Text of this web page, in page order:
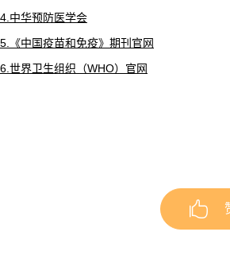
4.中华预防医学会
5.《中国疫苗和免疫》期刊官网
6.世界卫生组织（WHO）官网